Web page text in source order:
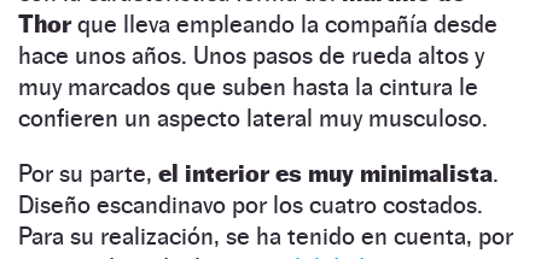
Thorque lleva empleando la compañía desde
hace unos años. Unos pasos de rueda altos y
muy marcados que suben hasta la cintura le
confieren un aspecto lateral muy musculoso.
Por su parte, el interior es muy minimalista.
Diseño escandinavo por los cuatro costados.
Para su realización, se ha tenido en cuenta, por